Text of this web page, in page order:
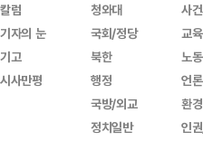
칼럼
기자의 눈
기고
시사만평
청와대
국회/정당
북한
행정
국방/외교
정치일반
사
교육
노동
언론
환경
인